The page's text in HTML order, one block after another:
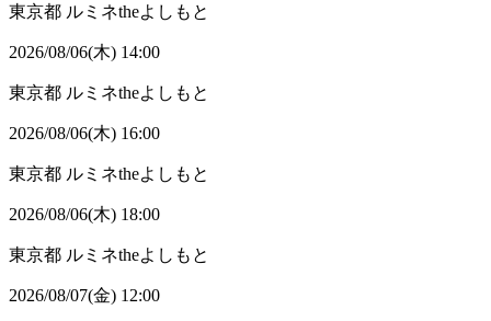
東京都 ルミネtheよしもと
2026/08/06(木) 14:00
東京都 ルミネtheよしもと
2026/08/06(木) 16:00
東京都 ルミネtheよしもと
2026/08/06(木) 18:00
東京都 ルミネtheよしもと
2026/08/07(金) 12:00